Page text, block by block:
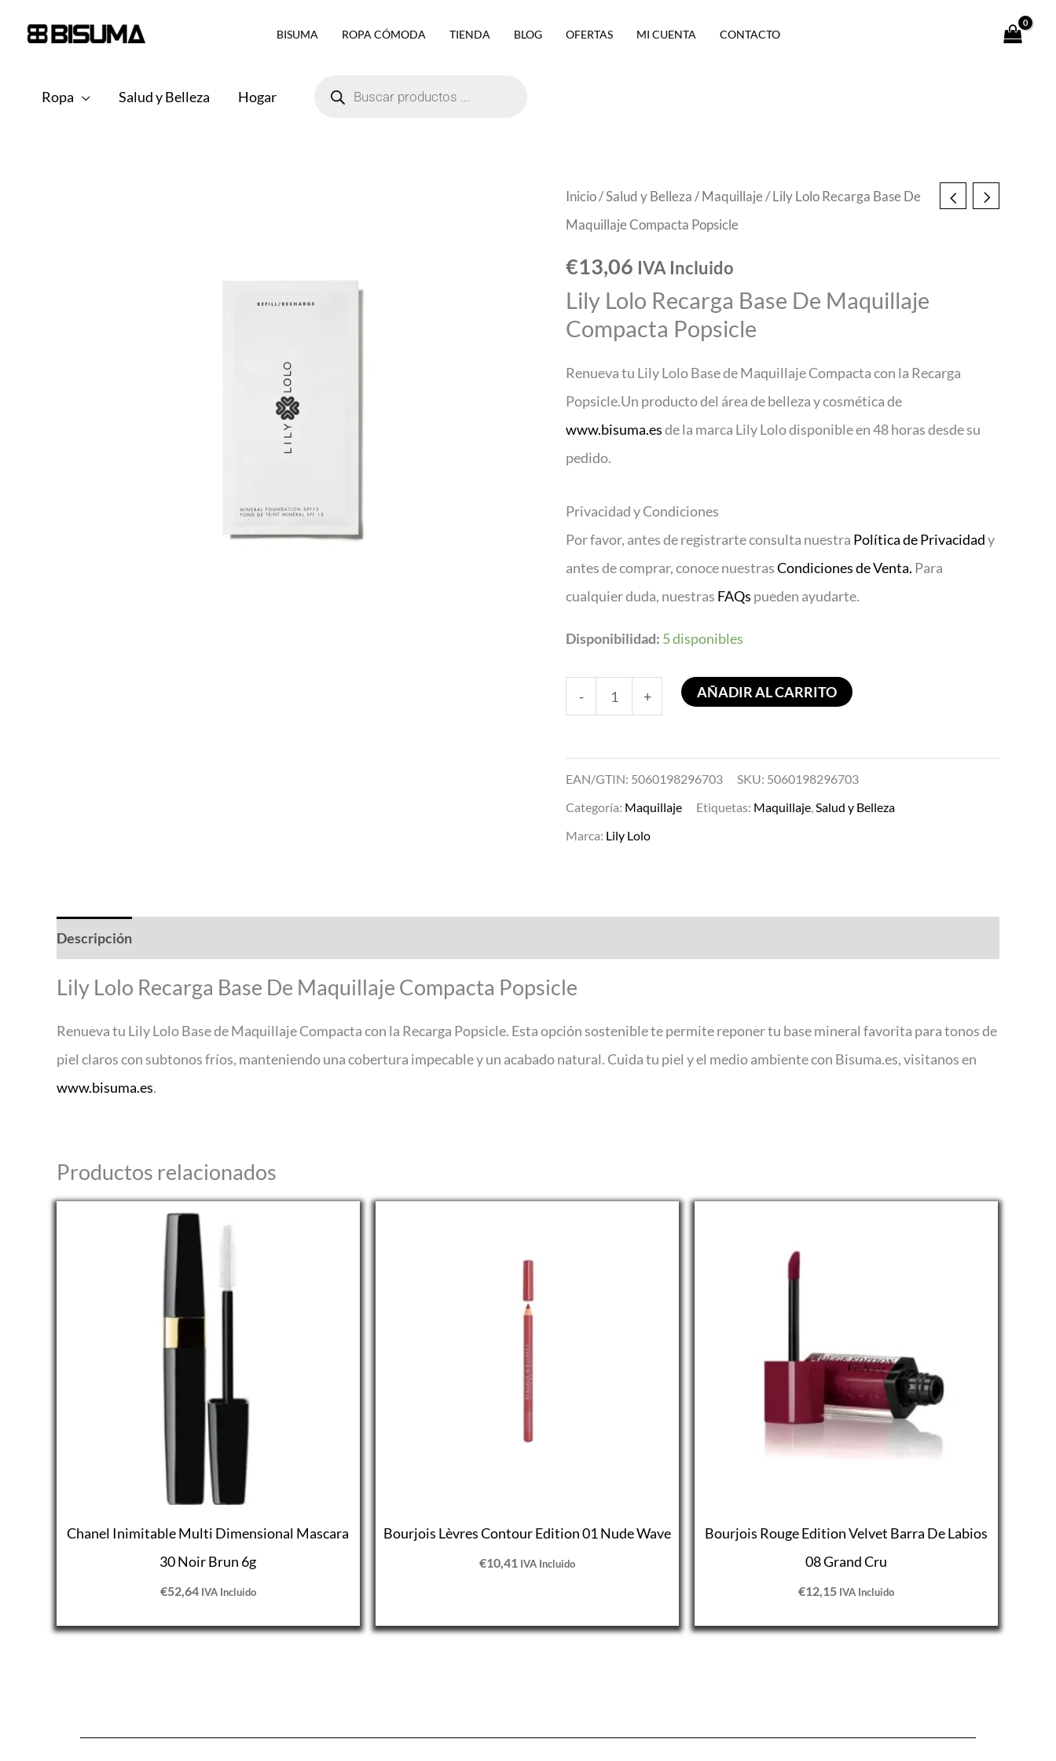
BISUMA ROPA CÓMODA TIENDA BLOG OFERTAS MI CUENTA CONTACTO
Ropa Salud y Belleza Hogar
productos
Inicio/Salud y Belleza / Maquillaje/ Lily Lolo Recarga Base De
Maquillaje Compacta Popsicle
€13,06 IVA Incluido
Lily Lolo Recarga Base De Maquillaje
Compacta Popsicle
Renueva tu Lily Lolo Base de Maquillaje Compacta con la Recarga
Popsicle.Un producto del área de belleza y cosmética de
www.bisuma.esde la marca Lily Lolo disponible en 48 horas desde su
pedido.
Privacidad y Condiciones
Por favor, antes de registrarte consulta nuestra Política de Privacidady
antes de comprar, conoce nuestrasCondiciones de Venta. Para
cualquier duda, nuestras FAQs pueden ayudarte.
Disponibilidad: 5 disponibles
-
Lily
Lolo
De
Maquillaje
Compacta
Popsicle
cantidad
+ AÑADIR AL CARRITO
EAN/GTIN: 5060198296703 SKU: 5060198296703
Categoría: Maquillaje Etiquetas: Maquillaje,Salud y Belleza
Marca: Lily Lolo
Descripción
Lily Lolo Recarga Base De Maquillaje Compacta Popsicle
Renueva tu Lily Lolo Base de Maquillaje Compacta con la Recarga Popsicle. Esta opción sostenible te permite reponer tu base mineral favorita para tonos de
piel claros con subtonos fríos, manteniendo una cobertura impecable y un acabado natural. Cuida tu piel y el medio ambiente con Bisuma.es, visitanos en
www.bisuma.es.
Productos relacionados
Chanel Inimitable Multi Dimensional Mascara
30 Noir Brun 6g
€52,64 IVA Incluido
Bourjois Lèvres Contour Edition 01 Nude Wave
€10,41 IVA Incluido
Bourjois Rouge Edition Velvet Barra De Labios
08 Grand Cru
€12,15 IVA Incluido